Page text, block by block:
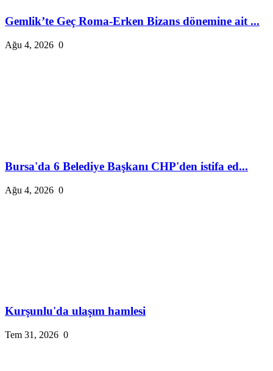
Gemlik’te Geç Roma-Erken Bizans dönemine ait ...
Ağu 4, 2026 0
Bursa'da 6 Belediye Başkanı CHP'den istifa ed...
Ağu 4, 2026 0
Kurşunlu'da ulaşım hamlesi
Tem 31, 2026 0